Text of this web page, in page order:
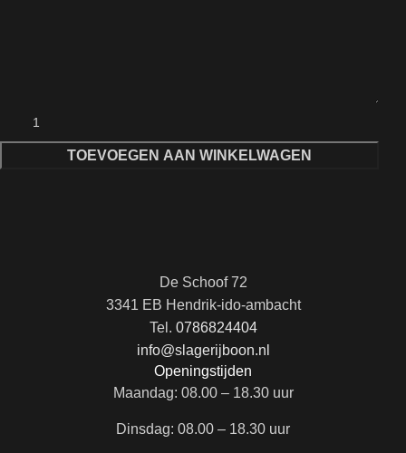
TOEVOEGEN AAN WINKELWAGEN
De Schoof 72
3341 EB Hendrik-ido-ambacht
Tel. 0786824404
info@slagerijboon.nl
Openingstijden
Maandag: 08.00 – 18.30 uur
Dinsdag: 08.00 – 18.30 uur